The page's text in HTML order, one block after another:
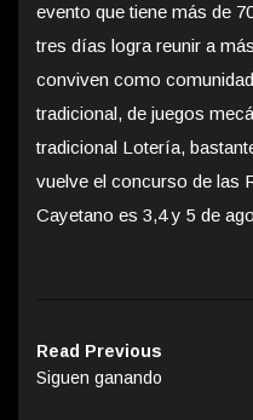
evento que tiene más de
tres días logra reunir a
conviven como
tradicional, de juegos
tradicional Lotería,
vuelve el concurso de las
Cayetano es 3,4 y 5 de
Read Previous
Siguen ganando